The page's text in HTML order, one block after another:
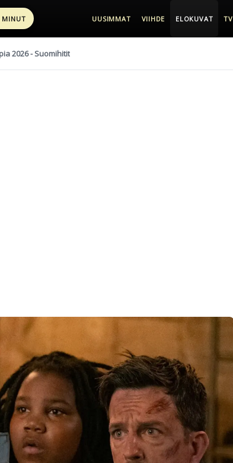
MINUT UUSIMMAT VIIHDE ELOKUVAT TV
2026 - Suomihitit